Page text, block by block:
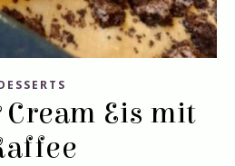
Cream Eis mit